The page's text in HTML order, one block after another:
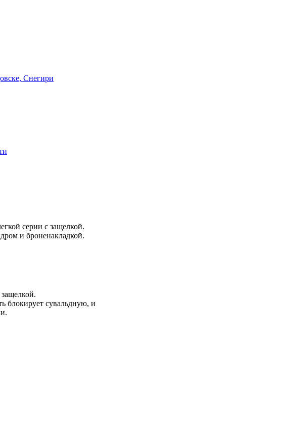
Снегири
серии с защелкой.
и броненакладкой.
блокирует сувальдную, и